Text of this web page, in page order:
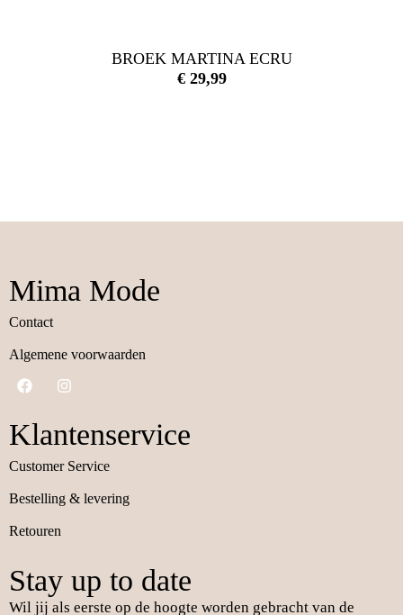
BROEK MARTINA ECRU
€29,99
Mima Mode
Contact
Algemene voorwaarden
Klantenservice
Customer Service
Bestelling & levering
Retouren
Stay up to date
Wil jij als eerste op de hoogte worden gebracht van de